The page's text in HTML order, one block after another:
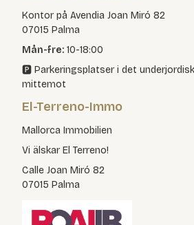
Kontor på Avendia Joan Miró 82
07015 Palma
Mån-fre: 10-18:00
🅿️ Parkeringsplatser i det
mittemot
El-Terreno-Immo
Mallorca Immobilien
Vi älskar El Terreno!
Calle Joan Miró 82
07015 Palma